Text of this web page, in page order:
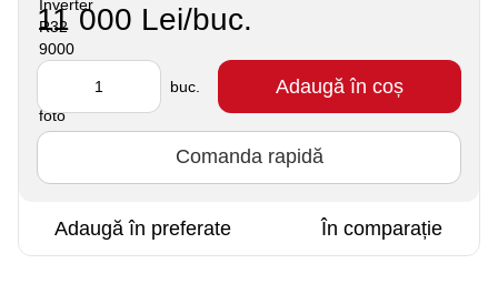
11 000 Lei/buc.
buc. Adaugă în coș
Comanda rapidă
Adaugă în preferate În comparație